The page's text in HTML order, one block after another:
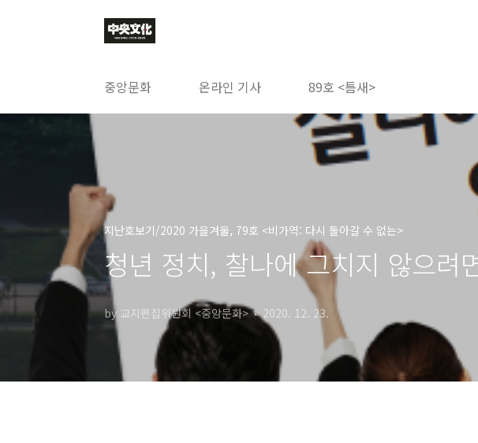
중앙문화 온라인 기사 89호 <틈새>
지난호보기/2020 가을겨울, 79호 <비가역: 다시 돌아갈 수 없는>
청년 정치, 찰나에 그치지 않으려
by 교지편집위원회 <중앙문화> 2020. 12. 23.